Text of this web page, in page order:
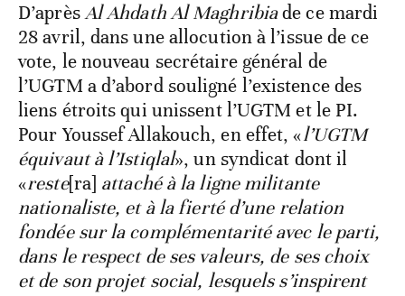
D’aprèsAl Ahdath Al Maghribiade ce mardi
28 avril, dans une allocution à l’issue de ce
vote, le nouveau secrétaire général de
l’UGTM a d’abord souligné l’existence des
liens étroits qui unissent l’UGTM et le PI.
Pour Youssef Allakouch, en effet, «l’UGTM
équivaut à l’Istiqlal», un syndicat dont il
«reste[ra] attaché à la ligne militante
nationaliste, et à la fierté d’une relation
fondée sur la complémentarité avec le parti,
dans le respect de ses valeurs, de ses choix
et de son projet social, lesquels s’inspirent